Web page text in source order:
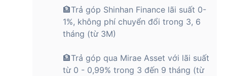
🏦Trả góp Shinhan Finance lãi suất 0-
1%, không phí chuyển đổi trong 3, 6
tháng (từ 3M)
🏦Trả góp qua Mirae Asset với lãi suất
từ 0 - 0,99% trong 3 đến 9 tháng (từ